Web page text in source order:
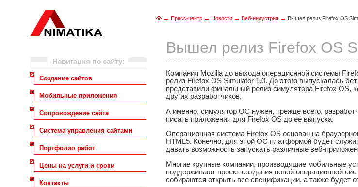
→ Пресс-центр → Новости → Веб-индустрия → Вышел релиз Firefox OS
Вышел релиз Firefox OS
Компания Mozilla до выхода операционной системы
релиз Firefox OS Simulator 1.0. До этого выпускалась
представили финальный релиз симулятора Firefox OS,
других разработчиков.
А именно, симулятор ОС нужен, прежде всего,
писать приложения для Firefox OS до её выпуска.
Операционная система Firefox OS основан на
HTML5. Конечно, для этой ОС платформой будет
давать возможность запускать различные веб-
Многие крупные компании, производящие мобильные
поддерживают проект создания новой операционной
собираются открыть все спецификации, а также будет
Навигация по сайту:
Создание сайтов
Мобильные приложения
Сопровождение сайта
Система управления сайтами
Портфолио работ
Цены на услуги и сроки
Контакты